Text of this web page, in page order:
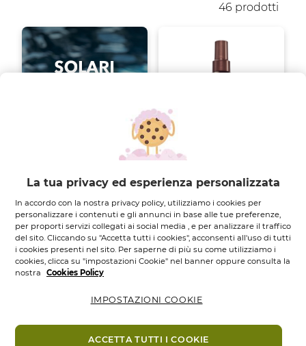
46 prodotti
Acqua Profumata
Corpo & Capelli...
4.7 (651)
4.7
su
5
stelle.
12,95 €
Aggiungi
La tua privacy ed esperienza personalizzata
In accordo con la nostra privacy policy, utilizziamo i cookies per
personalizzare i contenuti e gli annunci in base alle tue preferenze,
per proporti servizi collegati ai social media , e per analizzare il traffico
del sito. Cliccando su "Accetta tutti i cookies", acconsenti all'uso di tutti
i cookies presenti nel sito. Per saperne di più su come utilizziamo i
cookies, clicca su "impostazioni Cookie" nel banner oppure consulta la
nostra
Cookies Policy
ACCETTA TUTTI I COOKIE
IMPOSTAZIONI COOKIE